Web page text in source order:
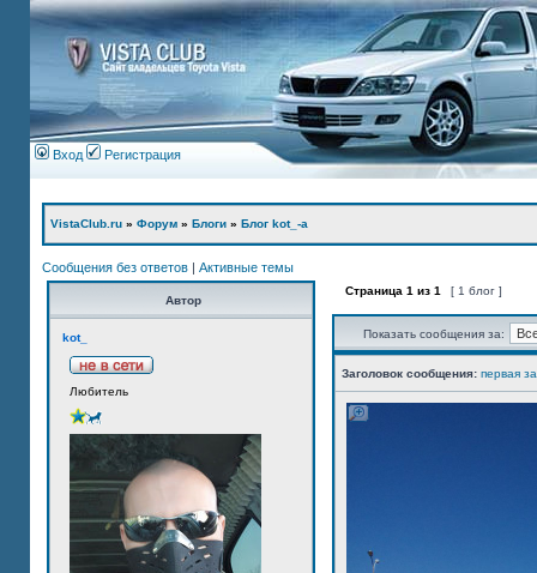
Вход Регистрация
VistaClub.ru » Форум » Блоги » Блог kot_-а
Сообщения без ответов | Активные темы
Автор
kot_
Любитель
Страница 1 из 1 [ 1 блог ]
Показать сообщения за:
Заголовок сообщения: первая